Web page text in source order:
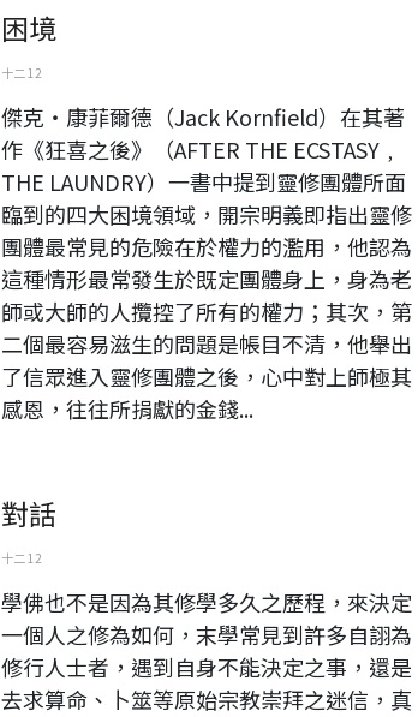
困境
十二 12
傑克‧康菲爾德（Jack Kornfield）在其著
作《狂喜之後》（AFTER THE ECSTASY﹐
THE LAUNDRY）一書中提到靈修團體所面
臨到的四大困境領域，開宗明義即指出靈修
團體最常見的危險在於權力的濫用，他認為
這種情形最常發生於既定團體身上，身為老
師或大師的人攬控了所有的權力；其次，第
二個最容易滋生的問題是帳目不清，他舉出
了信眾進入靈修團體之後，心中對上師極其
感恩，往往所捐獻的金錢...
對話
十二 12
學佛也不是因為其修學多久之歷程，來決定
一個人之修為如何，末學常見到許多自詡為
修行人士者，遇到自身不能決定之事，還是
去求算命、卜筮等原始宗教崇拜之迷信，真